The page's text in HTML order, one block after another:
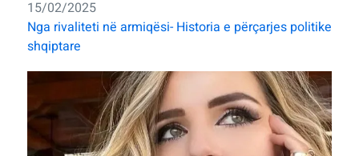
15/02/2025
Nga rivaliteti në armiqësi- Historia e përçarjes politike
shqiptare